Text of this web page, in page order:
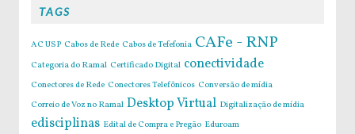
TAGS
AC USP Cabos de Rede Cabos de Tefefonia CAFe - RNP
Categoria do Ramal Certificado Digital conectividade
Conectores de Rede Conectores Telefônicos Conversão de mídia
Correio de Voz no Ramal Desktop Virtual Digitalização de mídia
edisciplinas Edital de Compra e Pregão Eduroam